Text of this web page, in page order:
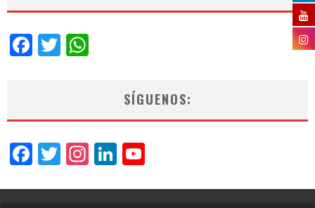
Facebook
Twitter
SÍGUENOS:
Facebook
Twitter
Instagram
LinkedIn